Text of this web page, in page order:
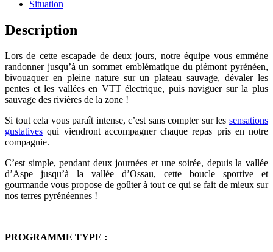
Situation
Description
Lors de cette escapade de deux jours, notre équipe vous emmène
randonner jusqu’à un sommet emblématique du piémont pyrénéen,
bivouaquer en pleine nature sur un plateau sauvage, dévaler les
pentes et les vallées en VTT électrique, puis naviguer sur la plus
sauvage des rivières de la zone !
Si tout cela vous paraît intense, c’est sans compter sur les sensations
gustatives qui viendront accompagner chaque repas pris en notre
compagnie.
C’est simple, pendant deux journées et une soirée, depuis la vallée
d’Aspe jusqu’à la vallée d’Ossau, cette boucle sportive et
gourmande vous propose de goûter à tout ce qui se fait de mieux sur
nos terres pyrénéennes !
PROGRAMME TYPE :